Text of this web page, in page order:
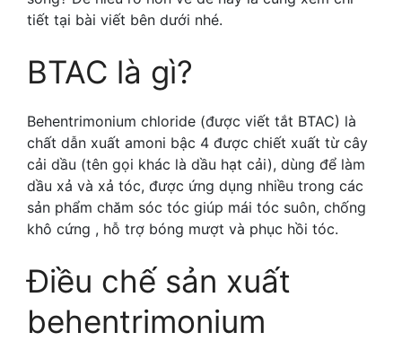
tiết tại bài viết bên dưới nhé.
BTAC là gì?
Behentrimonium chloride (được viết tắt BTAC) là
chất dẫn xuất amoni bậc 4 được chiết xuất từ cây
cải dầu (tên gọi khác là dầu hạt cải), dùng để làm
dầu xả và xả tóc, được ứng dụng nhiều trong các
sản phẩm chăm sóc tóc giúp mái tóc suôn, chống
khô cứng , hỗ trợ bóng mượt và phục hồi tóc.
Điều chế sản xuất
behentrimonium